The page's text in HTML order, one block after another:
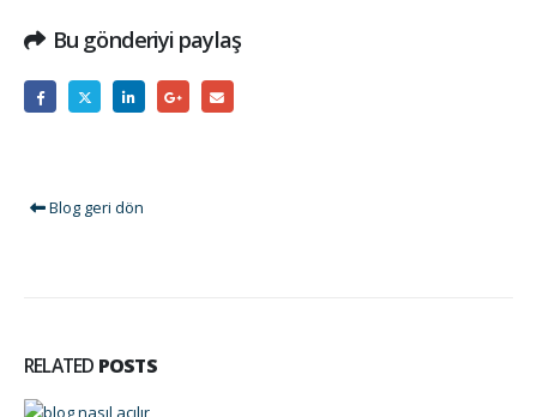
Bu gönderiyi paylaş
Blog geri dön
RELATED POSTS